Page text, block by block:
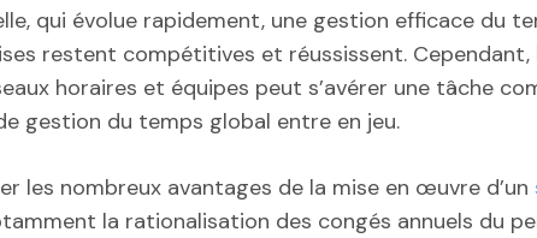
qui évolue rapidement, une gestion efficace du
restent compétitives et réussissent. Cependant,
horaires et équipes peut s’avérer une tâche
gestion du temps global entre en jeu.
les nombreux avantages de la mise en œuvre d’un
la rationalisation des congés annuels du